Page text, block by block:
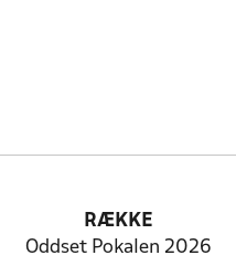
RÆKKE
Oddset Pokalen 2026